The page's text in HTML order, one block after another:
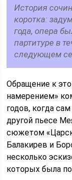
История
коротка:
года, опера
партитуре в
следующем
Обращение к
намерением»
годов, когда
другой пьесе
сюжетом
Балакирев и
несколько
которых была